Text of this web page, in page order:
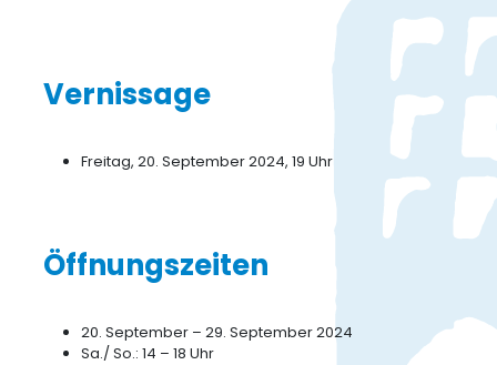
Vernissage
Freitag, 20. September 2024, 19 Uhr
Öffnungszeiten
20. September – 29. September 2024
Sa./ So.: 14 – 18 Uhr